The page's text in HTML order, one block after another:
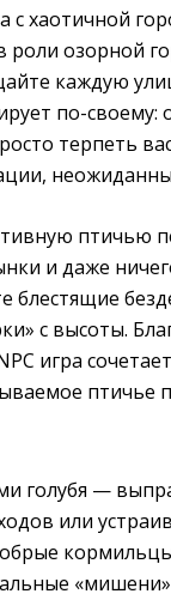
с хаотичной
озорной
каждую
по-своему:
терпеть
птичью
и даже
блестящие
с высоты.
игра
птичье
голубя —
или
«мишени»